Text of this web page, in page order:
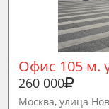
Офис 105 м.
260 000
Москва, улица